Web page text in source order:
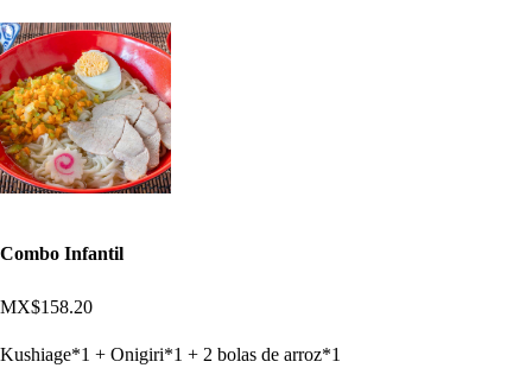
Combo Infantil
MX$158.20
Kushiage*1 + Onigiri*1 + 2 bolas de arroz*1